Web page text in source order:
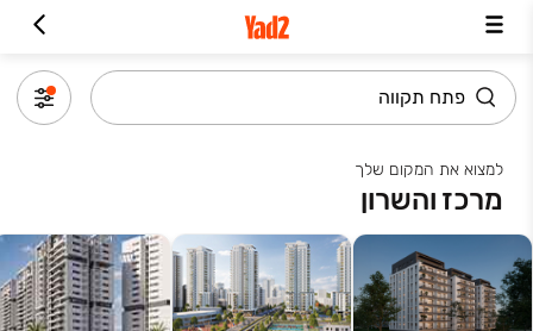
למצוא את המקום שלך
מרכז והשרון